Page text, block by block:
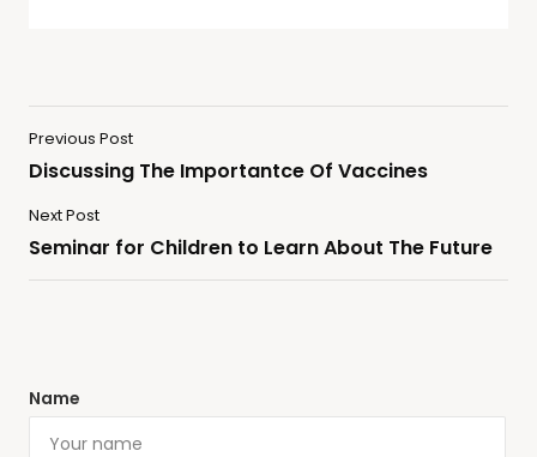
Previous Post
Discussing The Importantce Of Vaccines
Next Post
Seminar for Children to Learn About The Future
Name